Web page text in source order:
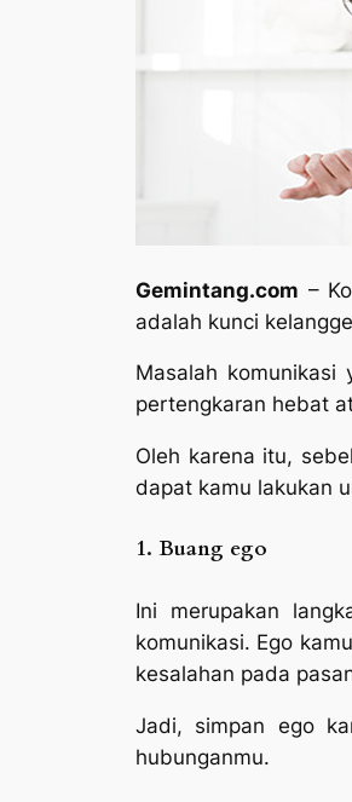
Gemintang.com –
adalah kunci
Masalah
pertengkaran hebat
Oleh karena itu,
dapat kamu lakukan
1. Buang ego
Ini merupakan
komunikasi. Ego
kesalahan pada
Jadi, simpan ego
hubunganmu.